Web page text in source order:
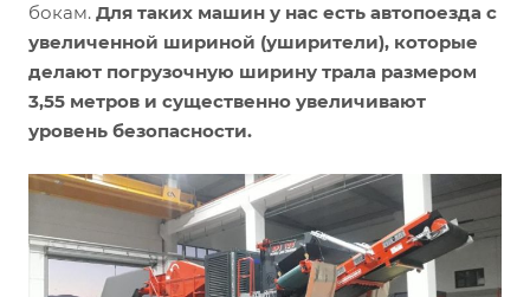
бокам. Для таких машин у нас есть автопоезда с
увеличенной шириной (уширители), которые
делают погрузочную ширину трала размером
3,55 метров и существенно увеличивают
уровень безопасности.